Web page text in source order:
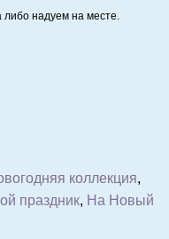
либо надуем на месте.
коллекция,
праздник, На Новый